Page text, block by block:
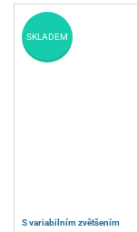
S variabilním zvětšením
SKLADEM